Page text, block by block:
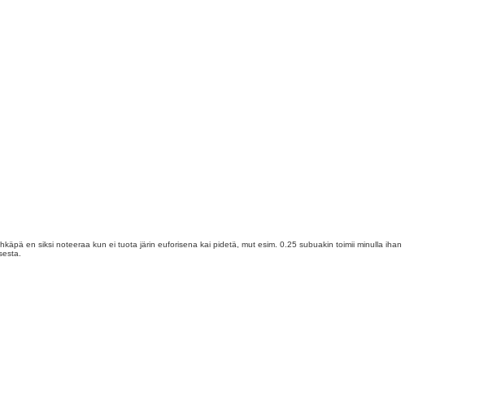
en siksi noteeraa kun ei tuota järin euforisena kai pidetä, mut esim. 0.25 subuakin toimii minulla ihan